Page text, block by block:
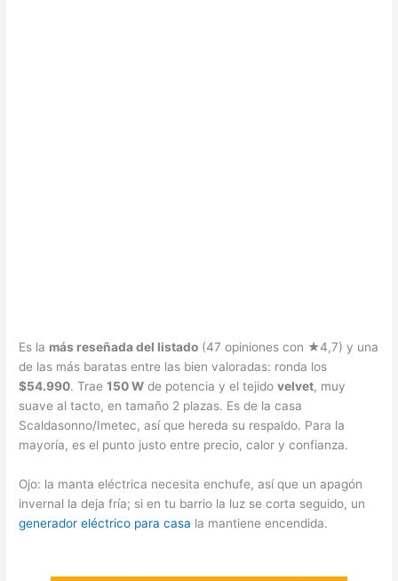
Es la más reseñada del listado (47 opiniones con ★4,7) y una
de las más baratas entre las bien valoradas: ronda los
$54.990. Trae150 W de potencia y el tejidovelvet, muy
suave al tacto, en tamaño 2 plazas. Es de la casa
Scaldasonno/Imetec, así que hereda su respaldo. Para la
mayoría, es el punto justo entre precio, calor y confianza.
Ojo: la manta eléctrica necesita enchufe, así que un apagón
invernal la deja fría; si en tu barrio la luz se corta seguido, un
generador eléctrico para casa la mantiene encendida.